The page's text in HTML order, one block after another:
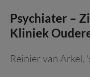
Psychiater –
Kliniek
Reinier van Arkel,